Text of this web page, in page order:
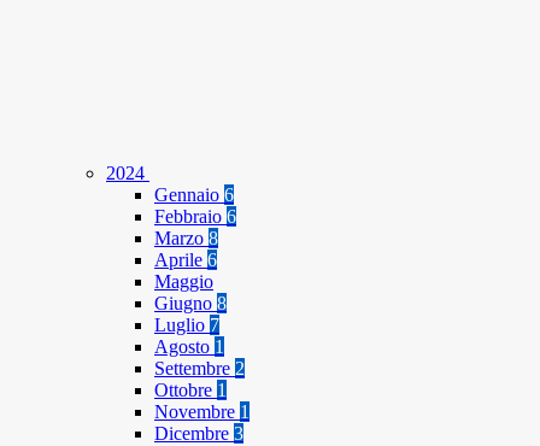
2024
Gennaio 6
Febbraio 6
Marzo 8
Aprile 6
Maggio
Giugno 8
Luglio 7
Agosto 1
Settembre 2
Ottobre 1
Novembre 1
Dicembre 3